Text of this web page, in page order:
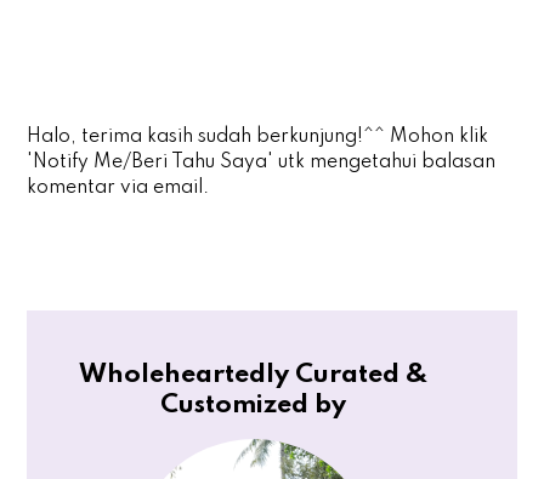
Halo, terima kasih sudah berkunjung!^^ Mohon klik
'Notify Me/Beri Tahu Saya' utk mengetahui balasan
komentar via email.
Wholeheartedly Curated &
Customized by